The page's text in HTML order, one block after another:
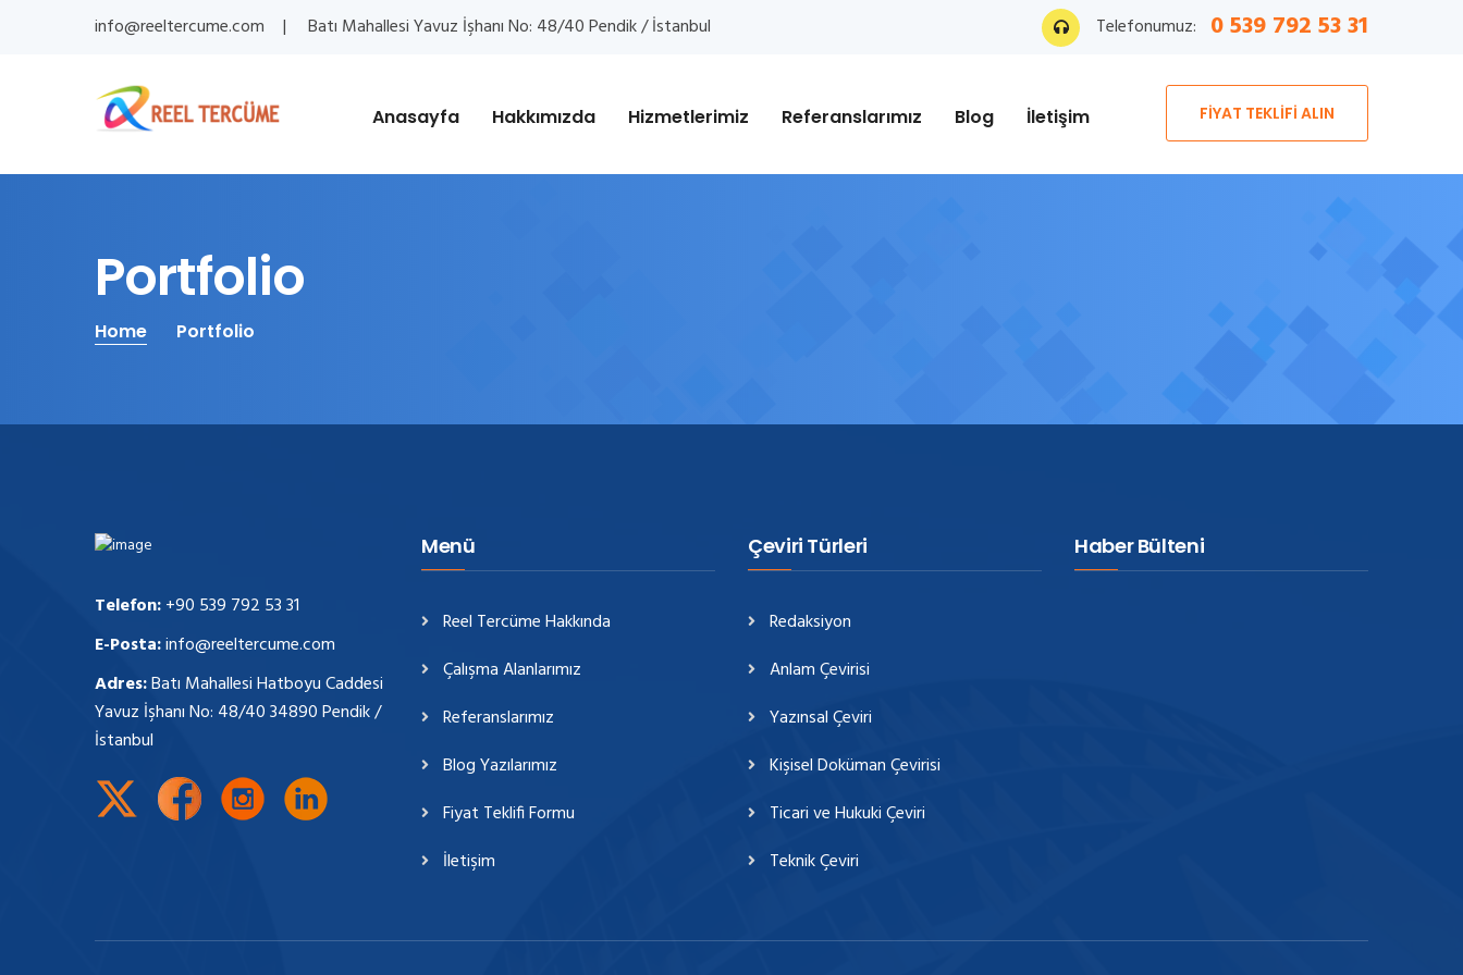
info@reeltercume.com Batı Mahallesi Yavuz İşhanı No: 48/40 Pendik / İstanbul Telefonumuz: 0 539 792 53 31
Anasayfa Hakkımızda Hizmetlerimiz Referanslarımız Blog İletişim FİYAT TEKLİFİ ALIN
Portfolio
Home Portfolio
Telefon:+90 539 792 53 31
E-Posta:info@reeltercume.com
Adres:Batı Mahallesi Hatboyu Caddesi
Yavuz İşhanı No: 48/40 34890 Pendik /
İstanbul
Menü
Reel Tercüme Hakkında
Çalışma Alanlarımız
Referanslarımız
Blog Yazılarımız
Fiyat Teklifi Formu
İletişim
Çeviri Türleri
Redaksiyon
Anlam Çevirisi
Yazınsal Çeviri
Kişisel Doküman Çevirisi
Ticari ve Hukuki Çeviri
Teknik Çeviri
Haber Bülteni